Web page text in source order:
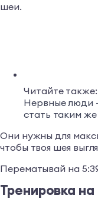
шеи.
Читайте также:
Нервные люди
стать таким же
Они нужны для
чтобы твоя шея
Перематывай на
Тренировка на